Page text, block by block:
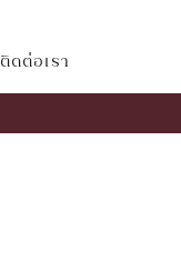
ติดต่อเรา